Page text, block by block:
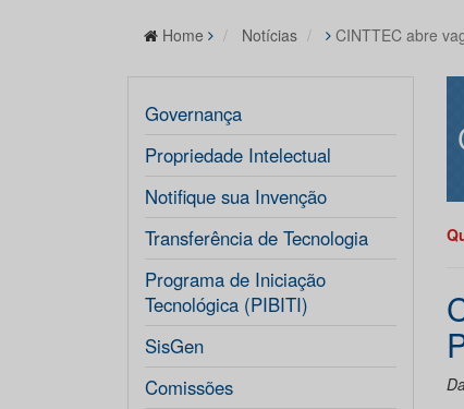
Home Notícias CINTTEC abre
Governança
Propriedade Intelectual
Notifique sua Invenção
Transferência de Tecnologia
Programa de Iniciação
Tecnológica (PIBITI)
SisGen
Comissões